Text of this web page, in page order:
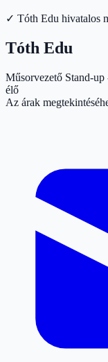
✓ Tóth Edu hivatalos
Tóth Edu
Műsorvezető Stand-
élő
Az árak